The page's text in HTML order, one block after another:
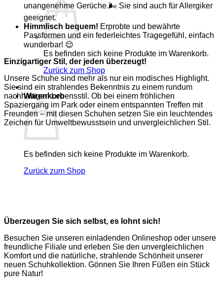
Es befinden sich keine Produkte im Warenkorb.
Zurück zum Shop
Warenkorb
Es befinden sich keine Produkte im Warenkorb.
Zurück zum Shop
unangenehme Gerüche.🌬️ Sie sind auch für Allergiker
geeignet.
Himmlisch bequem! Erprobte und bewährte
Passformen und ein federleichtes Tragegefühl, einfach
wunderbar! 😌
Einzigartiger Stil, der jeden überzeugt!
Unsere Schuhe sind mehr als nur ein modisches Highlight.
Sie sind ein strahlendes Bekenntnis zu einem rundum
nachhaltigen Lebensstil. Ob bei einem fröhlichen
Spaziergang im Park oder einem entspannten Treffen mit
Freunden – mit diesen Schuhen setzen Sie ein leuchtendes
Zeichen für Umweltbewusstsein und unvergleichlichen Stil.
Überzeugen Sie sich selbst, es lohnt sich!
Besuchen Sie unseren einladenden Onlineshop oder unsere
freundliche Filiale und erleben Sie den unvergleichlichen
Komfort und die natürliche, strahlende Schönheit unserer
neuen Schuhkollektion. Gönnen Sie Ihren Füßen ein Stück
pure Natur!